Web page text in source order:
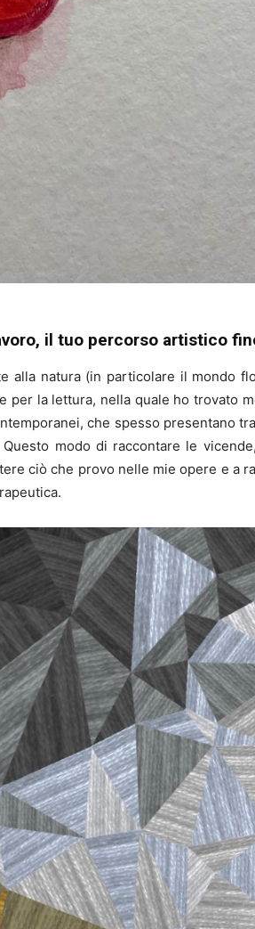
il tuo percorso artistico
natura (in particolare il mondo
per la lettura, nella quale ho trovato
che spesso presentano
modo di raccontare le
ciò che provo nelle mie opere e a